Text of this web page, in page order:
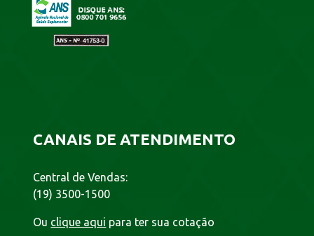
CANAIS DE ATENDIMENTO
Central de Vendas:
(19) 3500-1500
Ou clique aqui para ter sua cotação